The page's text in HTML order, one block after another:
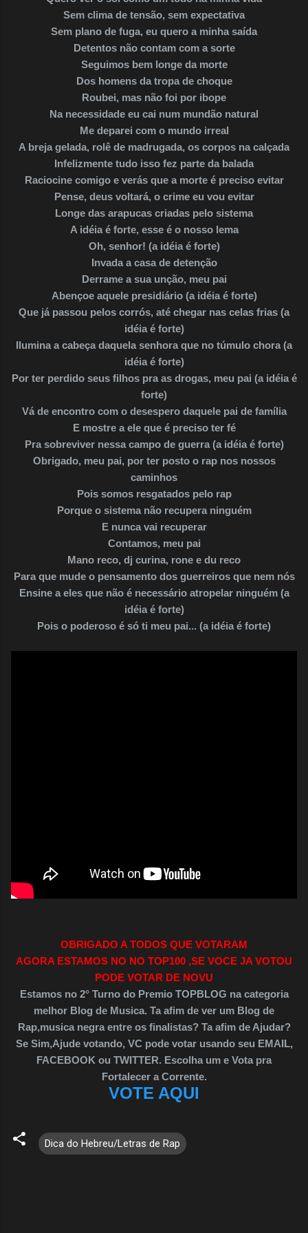
Sem clima de tensão, sem expectativa
Sem plano de fuga, eu quero a minha saída
Detentos não contam com a sorte
Seguimos bem longe da morte
Dos homens da tropa de choque
Roubei, mas não foi por ibope
Na necessidade eu cai num mundão natural
Me deparei com o mundo irreal
A breja gelada, rolê de madrugada, os corpos na calçada
Infelizmente tudo isso fez parte da balada
Raciocine comigo e verás que a morte é preciso evitar
Pense, deus voltará, o crime eu vou evitar
Longe das arapucas criadas pelo sistema
A idéia é forte, esse é o nosso lema
Oh, senhor! (a idéia é forte)
Invada a casa de detenção
Derrame a sua unção, meu pai
Abençoe aquele presidiário (a idéia é forte)
Que já passou pelos corrós, até chegar nas celas frias (a
idéia é forte)
Ilumina a cabeça daquela senhora que no túmulo chora (a
idéia é forte)
Por ter perdido seus filhos pra as drogas, meu pai (a idéia é
forte)
Vá de encontro com o desespero daquele pai de família
E mostre a ele que é preciso ter fé
Pra sobreviver nessa campo de guerra (a idéia é forte)
Obrigado, meu pai, por ter posto o rap nos nossos
caminhos
Pois somos resgatados pelo rap
Porque o sistema não recupera ninguém
E nunca vai recuperar
Contamos, meu pai
Mano reco, dj curina, rone e du reco
Para que mude o pensamento dos guerreiros que nem nós
Ensine a eles que não é necessário atropelar ninguém (a
idéia é forte)
Pois o poderoso é só ti meu pai... (a idéia é forte)
OBRIGADO A TODOS QUE VOTARAM
AGORA ESTAMOS NO NO TOP100 ,SE VOCE JA VOTOU
PODE VOTAR DE NOVU
Estamos no 2° Turno do Premio TOPBLOG na categoria
melhor Blog de Musica. Ta afim de ver um Blog de
Rap,musica negra entre os finalistas? Ta afim de Ajudar?
Se Sim,Ajude votando, VC pode votar usando seu EMAIL,
FACEBOOK ou TWITTER. Escolha um e Vota pra
Fortalecer a Corrente.
VOTE AQUI
Dica do Hebreu/Letras de Rap